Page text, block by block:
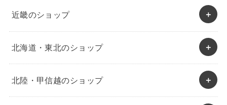
近畿のショップ
北海道・東北のショップ
北陸・甲信越のショップ